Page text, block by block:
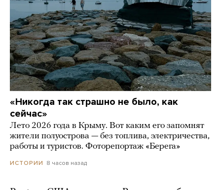
«Никогда так страшно не было, как
сейчас»
Лето 2026 года в Крыму. Вот каким его запомнят
жители полуострова — без топлива, электричества,
работы и туристов. Фоторепортаж «Берега»
ИСТОРИИ 8 часов назад